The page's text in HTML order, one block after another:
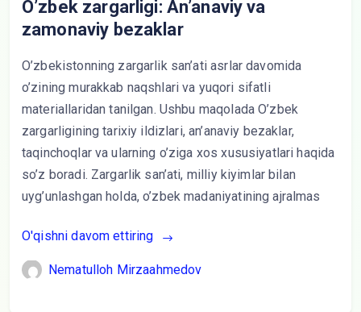
O’zbek zargarligi: An’anaviy va
zamonaviy bezaklar
O’zbekistonning zargarlik san’ati asrlar davomida
o’zining murakkab naqshlari va yuqori sifatli
materiallaridan tanilgan. Ushbu maqolada O’zbek
zargarligining tarixiy ildizlari, an’anaviy bezaklar,
taqinchoqlar va ularning o’ziga xos xususiyatlari haqida
so’z boradi. Zargarlik san’ati, milliy kiyimlar bilan
uyg’unlashgan holda, o’zbek madaniyatining ajralmas
O'qishni davom ettiring
Nematulloh Mirzaahmedov